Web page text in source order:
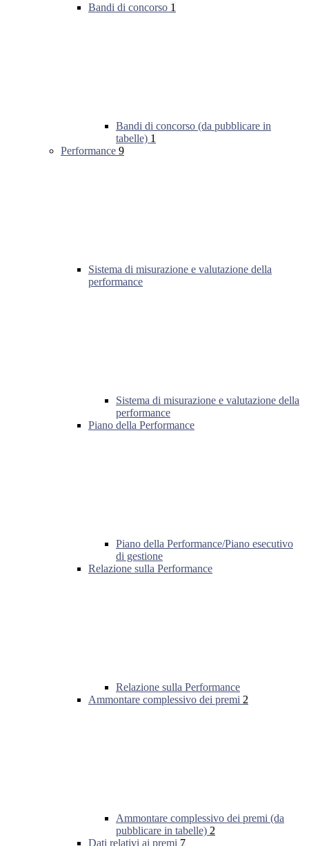
Bandi di concorso 1
Bandi di concorso (da pubblicare in
tabelle) 1
Performance 9
Sistema di misurazione e valutazione della
performance
Sistema di misurazione e valutazione della
performance
Piano della Performance
Piano della Performance/Piano esecutivo
di gestione
Relazione sulla Performance
Relazione sulla Performance
Ammontare complessivo dei premi 2
Ammontare complessivo dei premi (da
pubblicare in tabelle) 2
Dati relativi ai premi 7